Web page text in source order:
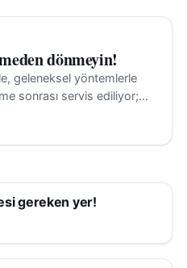
dönmeyin!
geleneksel yöntemlerle
sonrası servis ediliyor;
tanıtan deneyim sunuyor.
gereken yer!